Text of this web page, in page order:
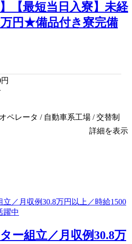
【最短当日入寮】未経
円★備品付き寮完備
円
ペレータ / 自動車系工場 / 交替制
詳細を表示
ー組立／月収例30.8万